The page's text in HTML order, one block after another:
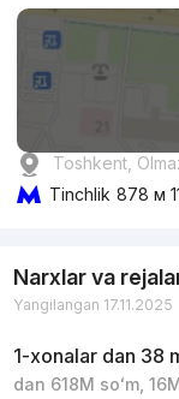
Toshkent,
Tinchlik 878 м
Narxlar va
Yangilangan 17.11.2025
1-xonalar dan 38
dan 618M soʻm,